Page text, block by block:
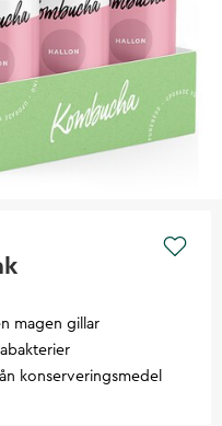
magen gillar
konserveringsmedel